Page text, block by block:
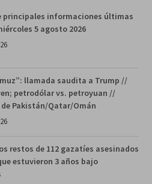
principales informaciones últimas
5 agosto 2026
llamada saudita a Trump //
petrodólar vs. petroyuan //
Pakistán/Qatar/Omán
restos de 112 gazatíes asesinados
estuvieron 3 años bajo